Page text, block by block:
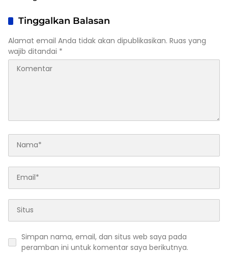
Tinggalkan Balasan
Alamat email Anda tidak akan dipublikasikan. Ruas yang
wajib ditandai *
Simpan nama, email, dan situs web saya pada
peramban ini untuk komentar saya berikutnya.